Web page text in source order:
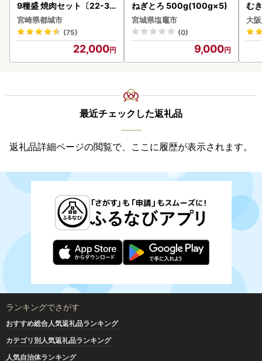
9種盛 焼肉セット〔22-31
-006-600g〕都城 イチオ
シ!! 牛肉
宮崎県都城市
(75)
22,000
ねぎとろ 500g(100g×5)
宮城県塩竈市
(0)
9,000
む
大
最近チェックした返礼品
返礼品詳細ページの閲覧で、ここに履歴が表示されます。
ランキングでさがす
おすすめ総合人気返礼品ランキング
カテゴリ別人気返礼品ランキング
人気自治体ランキング